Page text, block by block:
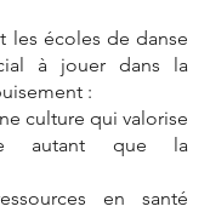
les écoles de danse
à jouer dans la
:
culture qui valorise
autant que la
en santé